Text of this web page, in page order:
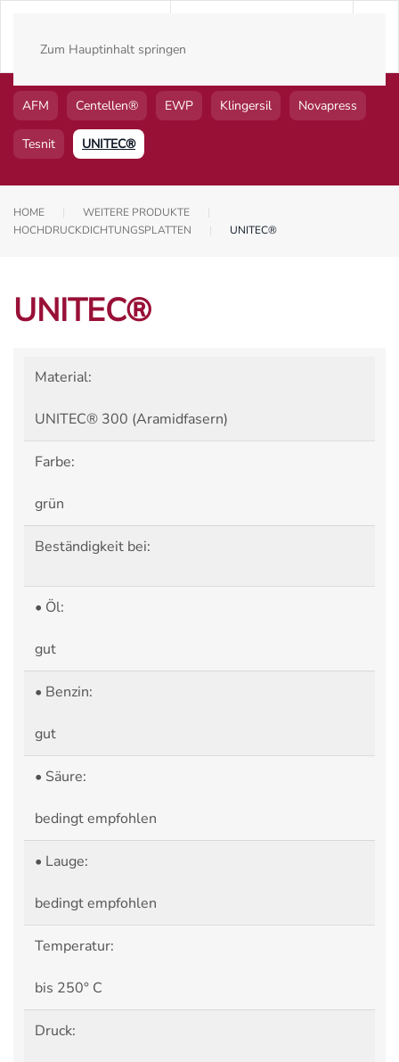
Zum Hauptinhalt springen
AFM Centellen® EWP Klingersil Novapress
Tesnit UNITEC®
HOME
WEITERE PRODUKTE
HOCHDRUCKDICHTUNGSPLATTEN
UNITEC®
UNITEC®
Material:
UNITEC® 300 (Aramidfasern)
Farbe:
grün
Beständigkeit bei:
• Öl:
gut
• Benzin:
gut
• Säure:
bedingt empfohlen
• Lauge:
bedingt empfohlen
Temperatur:
bis 250° C
Druck: